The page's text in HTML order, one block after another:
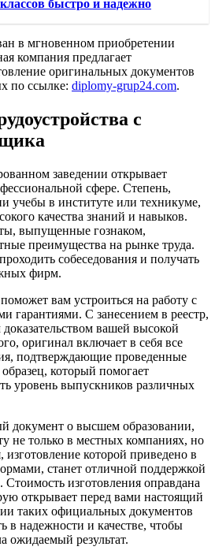
быстро и надежно
в мгновенном приобретении
компания предлагает
оригинальных документов
по ссылке: diplomy-grup24.com.
с
заведении открывает
сфере. Степень,
учебы в институте или техникуме,
качества знаний и навыков.
выпущенные гознаком,
преимущества на рынке труда.
собеседования и получать
фирм.
вам устроиться на работу с
гарантиями. С занесением в реестр,
вашей высокой
оригинал включает в себя все
подтверждающие проведенные
который помогает
уровень выпускников различных
документ о высшем образовании,
не только в местных компаниях, но
которой приведено в
станет отличной поддержкой
изготовления оправдана
открывает перед вами настоящий
таких официальных документов
в надежности и качестве, чтобы
ожидаемый результат.